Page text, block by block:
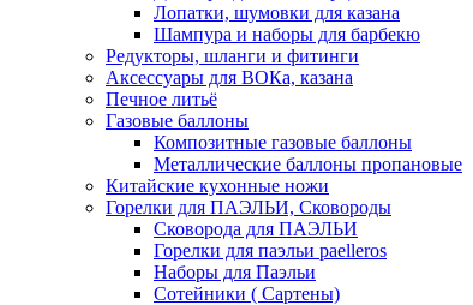
Лопатки, шумовки для казана
Шампура и наборы для барбекю
Редукторы, шланги и фитинги
Аксессуары для ВОКа, казана
Печное литьё
Газовые баллоны
Композитные газовые баллоны
Металлические баллоны пропановые
Китайские кухонные ножи
Горелки для ПАЭЛЬИ, Сковороды
Сковорода для ПАЭЛЬИ
Горелки для паэльи paelleros
Наборы для Паэльи
Сотейники ( Сартены)